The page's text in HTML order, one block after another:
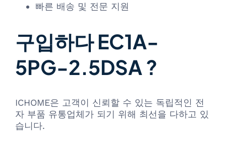
빠른 배송 및 전문 지원
구입하다 EC1A-
5PG-2.5DSA ?
ICHOME은 고객이 신뢰할 수 있는 독립적인 전
자 부품 유통업체가 되기 위해 최선을 다하고 있
습니다.